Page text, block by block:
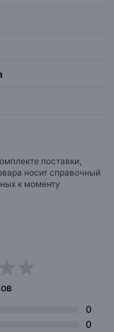
поставки,
носит справочный
к моменту
0
0